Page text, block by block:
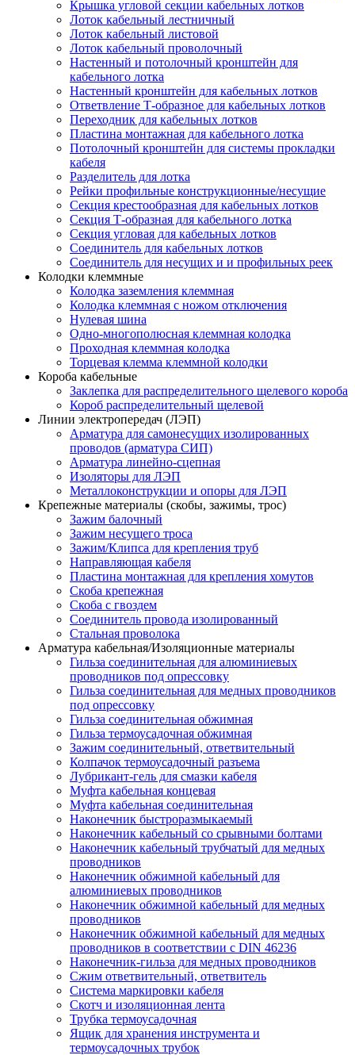
Крышка угловой секции кабельных лотков
Лоток кабельный лестничный
Лоток кабельный листовой
Лоток кабельный проволочный
Настенный и потолочный кронштейн для
кабельного лотка
Настенный кронштейн для кабельных лотков
Ответвление Т-образное для кабельных лотков
Переходник для кабельных лотков
Пластина монтажная для кабельного лотка
Потолочный кронштейн для системы прокладки
кабеля
Разделитель для лотка
Рейки профильные конструкционные/несущие
Секция крестообразная для кабельных лотков
Секция Т-образная для кабельного лотка
Секция угловая для кабельных лотков
Соединитель для кабельных лотков
Соединитель для несущих и и профильных реек
Колодки клеммные
Колодка заземления клеммная
Колодка клеммная с ножом отключения
Нулевая шина
Одно-многополюсная клеммная колодка
Проходная клеммная колодка
Торцевая клемма клеммной колодки
Короба кабельные
Заклепка для распределительного щелевого короба
Короб распределительный щелевой
Линии электропередач (ЛЭП)
Арматура для самонесущих изолированных
проводов (арматура СИП)
Арматура линейно-сцепная
Изоляторы для ЛЭП
Металлоконструкции и опоры для ЛЭП
Крепежные материалы (скобы, зажимы, трос)
Зажим балочный
Зажим несущего троса
Зажим/Клипса для крепления труб
Направляющая кабеля
Пластина монтажная для крепления хомутов
Скоба крепежная
Скоба с гвоздем
Соединитель провода изолированный
Стальная проволока
Арматура кабельная/Изоляционные материалы
Гильза соединительная для алюминиевых
проводников под опрессовку
Гильза соединительная для медных проводников
под опрессовку
Гильза соединительная обжимная
Гильза термоусадочная обжимная
Зажим соединительный, ответвительный
Колпачок термоусадочный разъема
Лубрикант-гель для смазки кабеля
Муфта кабельная концевая
Муфта кабельная соединительная
Наконечник быстроразмыкаемый
Наконечник кабельный со срывными болтами
Наконечник кабельный трубчатый для медных
проводников
Наконечник обжимной кабельный для
алюминиевых проводников
Наконечник обжимной кабельный для медных
проводников
Наконечник обжимной кабельный для медных
проводников в соответствии с DIN 46236
Наконечник-гильза для медных проводников
Сжим ответвительный, ответвитель
Система маркировки кабеля
Скотч и изоляционная лента
Трубка термоусадочная
Ящик для хранения инструмента и
термоусадочных трубок